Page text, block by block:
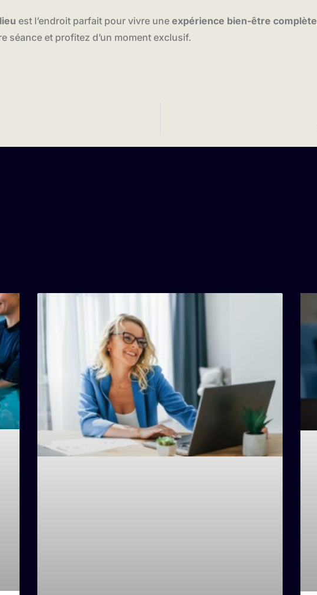
est l’endroit parfait pour vivre une expérience bien-être complète
séance et profitez d’un moment exclusif.